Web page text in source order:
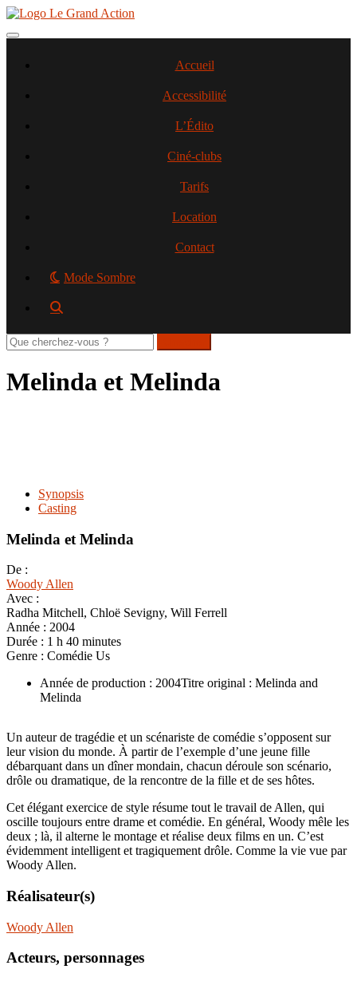
Aller
contenu
Toggle navigation
Accueil
Accessibilité
L’Édito
Ciné-clubs
Tarifs
Location
Contact
Mode Sombre
Rechercher
sur
site
Melinda et Melinda
Synopsis
Casting
Melinda et Melinda
De :
Woody Allen
Avec :
Radha Mitchell, Chloë Sevigny, Will Ferrell
Année : 2004
Durée : 1 h 40 minutes
Genre : Comédie Us
Année de production : 2004Titre original : Melinda and
Melinda
Un auteur de tragédie et un scénariste de comédie s’opposent sur
leur vision du monde. À partir de l’exemple d’une jeune fille
débarquant dans un dîner mondain, chacun déroule son scénario,
drôle ou dramatique, de la rencontre de la fille et de ses hôtes.
Cet élégant exercice de style résume tout le travail de Allen, qui
oscille toujours entre drame et comédie. En général, Woody mêle les
deux ; là, il alterne le montage et réalise deux films en un. C’est
évidemment intelligent et tragiquement drôle. Comme la vie vue par
Woody Allen.
Réalisateur(s)
Woody Allen
Acteurs, personnages